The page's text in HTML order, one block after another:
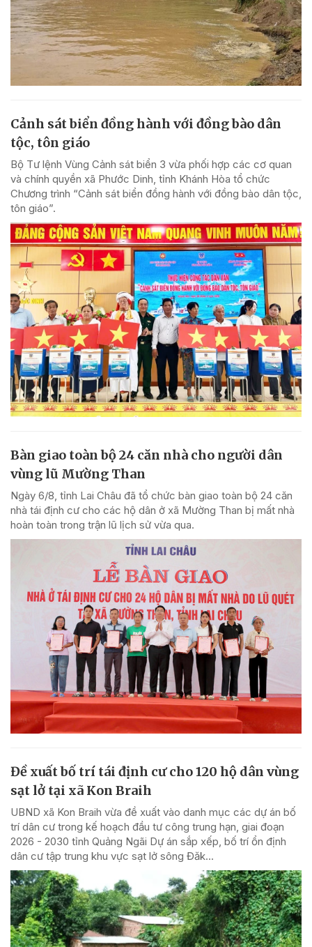
Cảnh sát biển đồng hành với đồng bào dân
tộc, tôn giáo
Bộ Tư lệnh Vùng Cảnh sát biển 3 vừa phối hợp các cơ quan
và chính quyền xã Phước Dinh, tỉnh Khánh Hòa tổ chức
Chương trình “Cảnh sát biển đồng hành với đồng bào dân tộc,
tôn giáo”.
Bàn giao toàn bộ 24 căn nhà cho người dân
vùng lũ Mường Than
Ngày 6/8, tỉnh Lai Châu đã tổ chức bàn giao toàn bộ 24 căn
nhà tái định cư cho các hộ dân ở xã Mường Than bị mất nhà
hoàn toàn trong trận lũ lịch sử vừa qua.
Đề xuất bố trí tái định cư cho 120 hộ dân vùng
sạt lở tại xã Kon Braih
UBND xã Kon Braih vừa đề xuất vào danh mục các dự án bố
trí dân cư trong kế hoạch đầu tư công trung hạn, giai đoạn
2026 - 2030 tỉnh Quảng Ngãi Dự án sắp xếp, bố trí ổn định
dân cư tập trung khu vực sạt lở sông Đăk...